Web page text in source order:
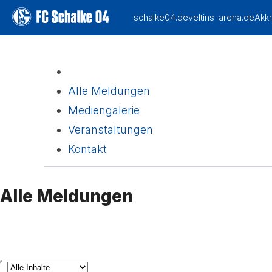
Alle Meldungen
Mediengalerie
Veranstaltungen
Kontakt
Alle Meldungen